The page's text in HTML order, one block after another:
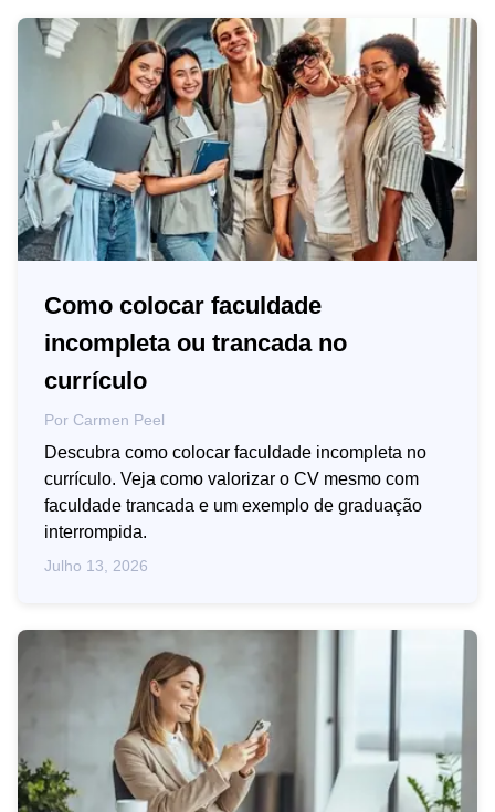
Como colocar faculdade
incompleta ou trancada no
currículo
Por Carmen Peel
Descubra como colocar faculdade incompleta no
currículo. Veja como valorizar o CV mesmo com
faculdade trancada e um exemplo de graduação
interrompida.
Julho 13, 2026